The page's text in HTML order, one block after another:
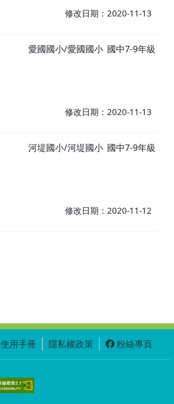
修改日期：2020-11-13
愛國國小/愛國國小 國中7-9年級
修改日期：2020-11-13
河堤國小/河堤國小 國中7-9年級
修改日期：2020-11-12
使用手冊 隱私權政策 粉絲專頁